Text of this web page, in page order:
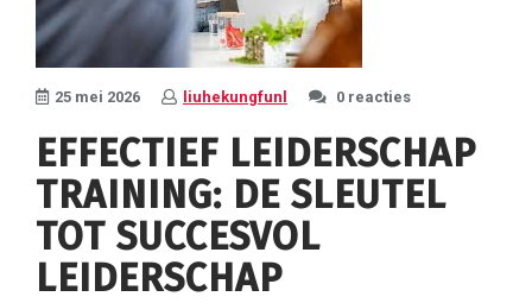
25 mei 2026 liuhekungfunl 0 reacties
EFFECTIEF LEIDERSCHAP
TRAINING: DE SLEUTEL
TOT SUCCESVOL
LEIDERSCHAP